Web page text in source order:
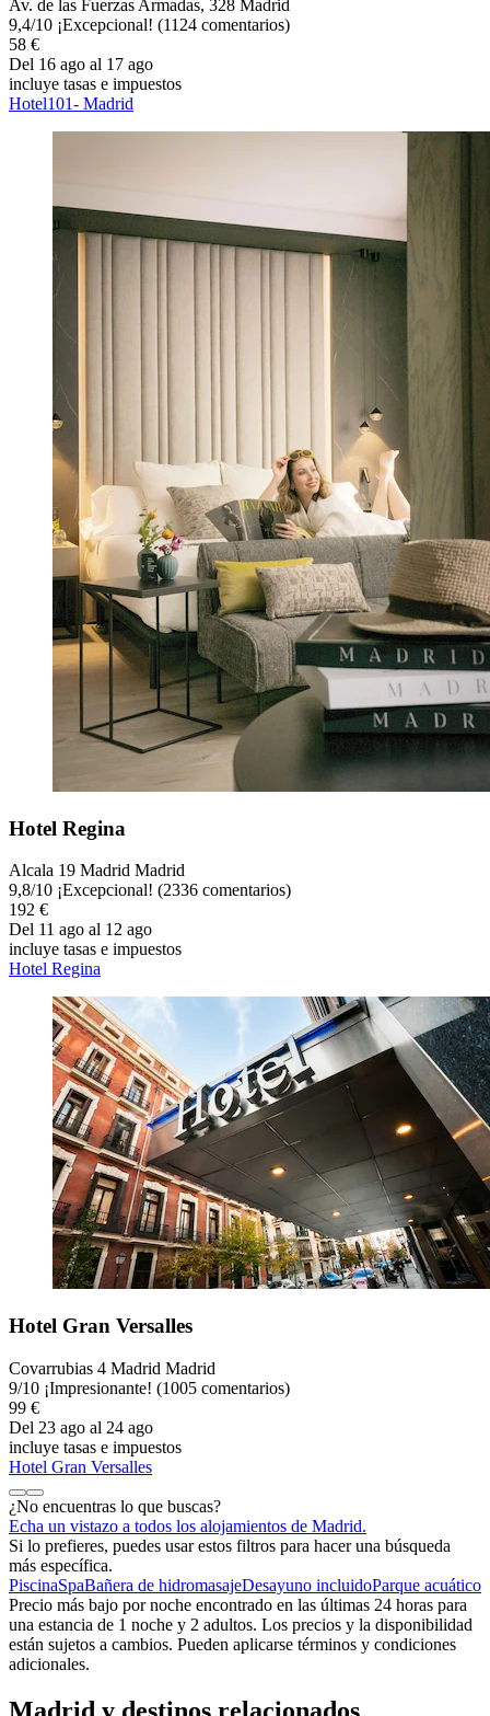
Av. de las Fuerzas Armadas, 328 Madrid
9,4/10 ¡Excepcional! (1124 comentarios)
58 €
Del 16 ago al 17 ago
incluye tasas e impuestos
Hotel101- Madrid
Hotel Regina
Alcala 19 Madrid Madrid
9,8/10 ¡Excepcional! (2336 comentarios)
192 €
Del 11 ago al 12 ago
incluye tasas e impuestos
Hotel Regina
Hotel Gran Versalles
Covarrubias 4 Madrid Madrid
9/10 ¡Impresionante! (1005 comentarios)
99 €
Del 23 ago al 24 ago
incluye tasas e impuestos
Hotel Gran Versalles
¿No encuentras lo que buscas?
Echa un vistazo a todos los alojamientos de Madrid.
Si lo prefieres, puedes usar estos filtros para hacer una búsqueda
más específica.
PiscinaSpaBañera de hidromasajeDesayuno incluidoParque acuático
Precio más bajo por noche encontrado en las últimas 24 horas para
una estancia de 1 noche y 2 adultos. Los precios y la disponibilidad
están sujetos a cambios. Pueden aplicarse términos y condiciones
adicionales.
Madrid y destinos relacionados